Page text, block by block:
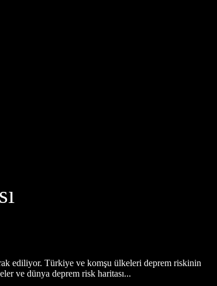
ediliyor. Türkiye ve komşu ülkeleri deprem riskinin
ve dünya deprem risk haritası...